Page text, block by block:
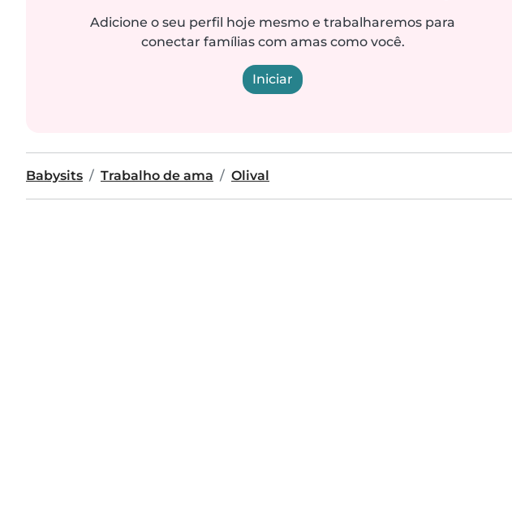
Adicione o seu perfil hoje mesmo e trabalharemos para
conectar famílias com amas como você.
Iniciar
Babysits Trabalho de ama Olival